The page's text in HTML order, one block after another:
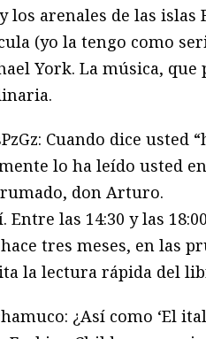
los arenales de las
(yo la tengo como
York. La música,
Cuando dice usted
lo ha leído usted
don Arturo.
Entre las 14:30 y las
tres meses, en las
la lectura rápida del
¿Así como ‘El